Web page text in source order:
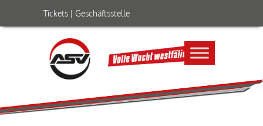
Tickets | Geschäftsstelle